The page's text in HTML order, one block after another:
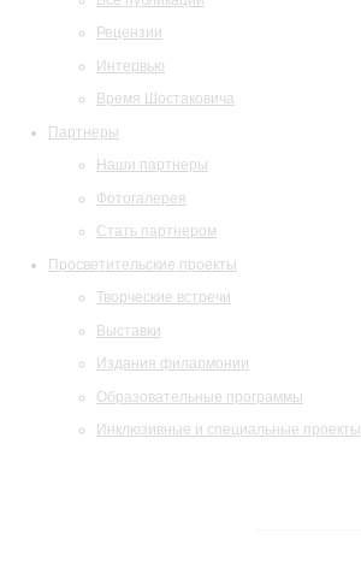
Рецензии
Интервью
Время Шостаковича
Партнеры
Наши партнеры
Фотогалерея
Стать партнером
Просветительские проекты
Творческие встречи
Выставки
Издания филармонии
Образовательные программы
Инклюзивные и специальные проекты